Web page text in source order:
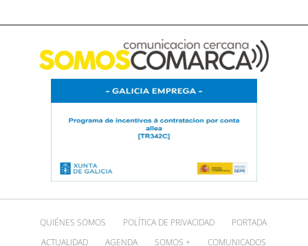
QUIÉNES SOMOS POLÍTICA DE PRIVACIDAD
PORTADA
ACTUALIDAD
AGENDA SOMOS + COMUNICADOS